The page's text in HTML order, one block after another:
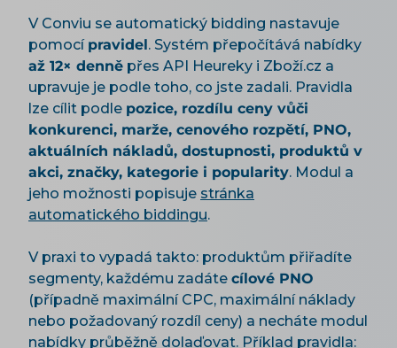
V Conviu se automatický bidding nastavuje
pomocí pravidel. Systém přepočítává nabídky
až 12× denně přes API Heureky i Zboží.cz a
upravuje je podle toho, co jste zadali. Pravidla
lze cílit podle pozice, rozdílu ceny vůči
konkurenci, marže, cenového rozpětí, PNO,
aktuálních nákladů, dostupnosti, produktů v
akci, značky, kategorie i popularity. Modul a
jeho možnosti popisuje stránka
automatického biddingu.
V praxi to vypadá takto: produktům přiřadíte
segmenty, každému zadáte cílové PNO
(případně maximální CPC, maximální náklady
nebo požadovaný rozdíl ceny) a necháte modul
nabídky průběžně dolaďovat. Příklad pravidla: